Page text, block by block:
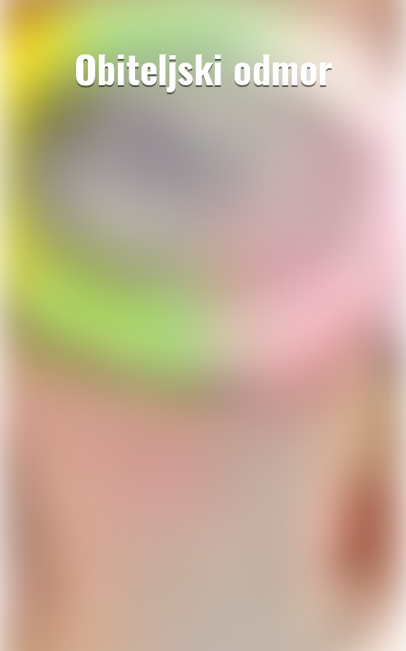
Obiteljski odmor